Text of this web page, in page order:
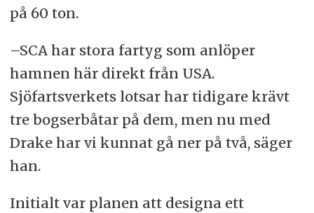
på 60 ton.
–SCA har stora fartyg som anlöper
hamnen här direkt från USA.
Sjöfartsverkets lotsar har tidigare krävt
tre bogserbåtar på dem, men nu med
Drake har vi kunnat gå ner på två, säger
han.
Initialt var planen att designa ett